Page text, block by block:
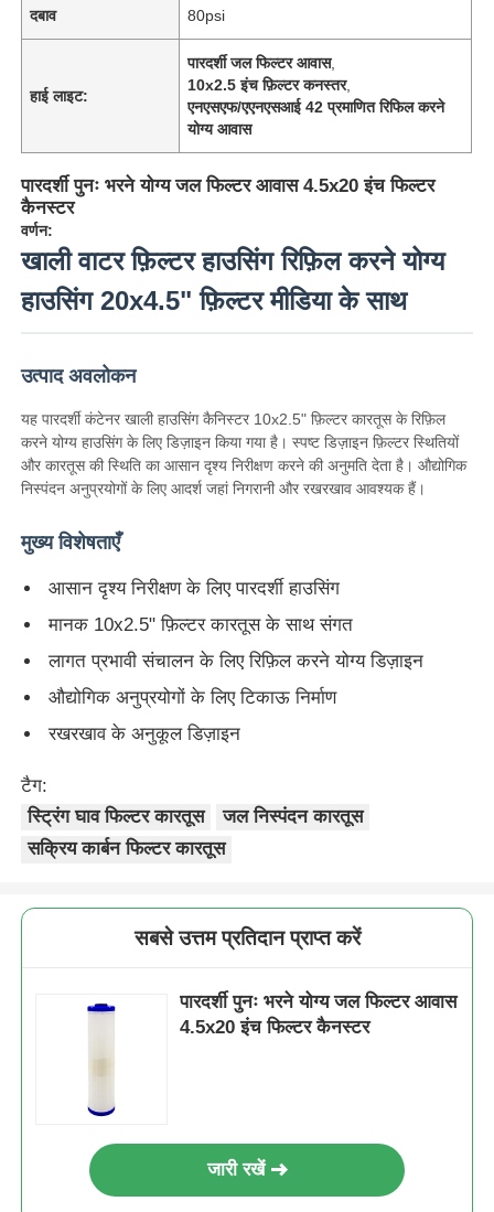
गुणवत्ता नियंत्रण
हमसे संपर्क करें
आरओ सिस्टम
पानी की परफान
जल फिल्टर आवास
पानी फिल्टर कारतूस
आवासीय आरओ झिल्ली
वाटर फ़िल्टर कनेक्शन फिटिंग
पानी को नरम करने वाला नमकीन टैंक
आयन विनिमय रेजिन
दबाव 80psi
हाई लाइट:
पारदर्शी जल फिल्टर आवास,
10x2.5 इंच फ़िल्टर कनस्तर,
एनएसएफ/एएनएसआई 42 प्रमाणित रिफिल करने
योग्य आवास
पारदर्शी पुनः भरने योग्य जल फिल्टर आवास 4.5x20 इंच फिल्टर
कैनस्टर
वर्णन:
खाली वाटर फ़िल्टर हाउसिंग रिफ़िल करने योग्य
हाउसिंग 20x4.5" फ़िल्टर मीडिया के साथ
उत्पाद अवलोकन
यह पारदर्शी कंटेनर खाली हाउसिंग कैनिस्टर 10x2.5" फ़िल्टर कारतूस के रिफ़िल
करने योग्य हाउसिंग के लिए डिज़ाइन किया गया है। स्पष्ट डिज़ाइन फ़िल्टर स्थितियों
और कारतूस की स्थिति का आसान दृश्य निरीक्षण करने की अनुमति देता है। औद्योगिक
निस्पंदन अनुप्रयोगों के लिए आदर्श जहां निगरानी और रखरखाव आवश्यक हैं।
मुख्य विशेषताएँ
आसान दृश्य निरीक्षण के लिए पारदर्शी हाउसिंग
मानक 10x2.5" फ़िल्टर कारतूस के साथ संगत
लागत प्रभावी संचालन के लिए रिफ़िल करने योग्य डिज़ाइन
औद्योगिक अनुप्रयोगों के लिए टिकाऊ निर्माण
रखरखाव के अनुकूल डिज़ाइन
टैग:
स्ट्रिंग घाव फिल्टर कारतूस
जल निस्पंदन कारतूस
सक्रिय कार्बन फिल्टर कारतूस
सबसे उत्तम प्रतिदान प्राप्त करें
पारदर्शी पुनः भरने योग्य जल फिल्टर आवास
4.5x20 इंच फिल्टर कैनस्टर
जारी रखें